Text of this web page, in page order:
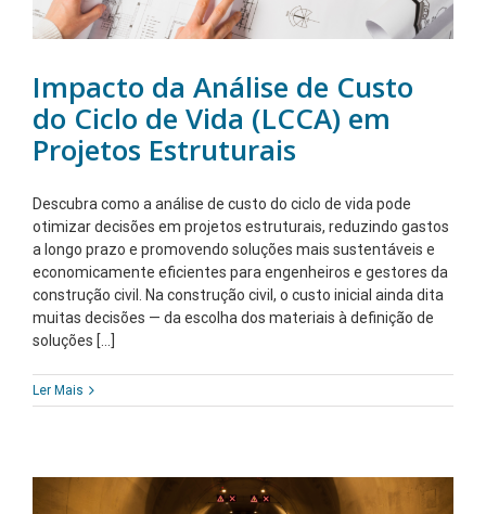
Impacto da Análise de Custo
do Ciclo de Vida (LCCA) em
Projetos Estruturais
Descubra como a análise de custo do ciclo de vida pode
otimizar decisões em projetos estruturais, reduzindo gastos
a longo prazo e promovendo soluções mais sustentáveis e
economicamente eficientes para engenheiros e gestores da
construção civil. Na construção civil, o custo inicial ainda dita
muitas decisões — da escolha dos materiais à definição de
soluções [...]
Ler Mais